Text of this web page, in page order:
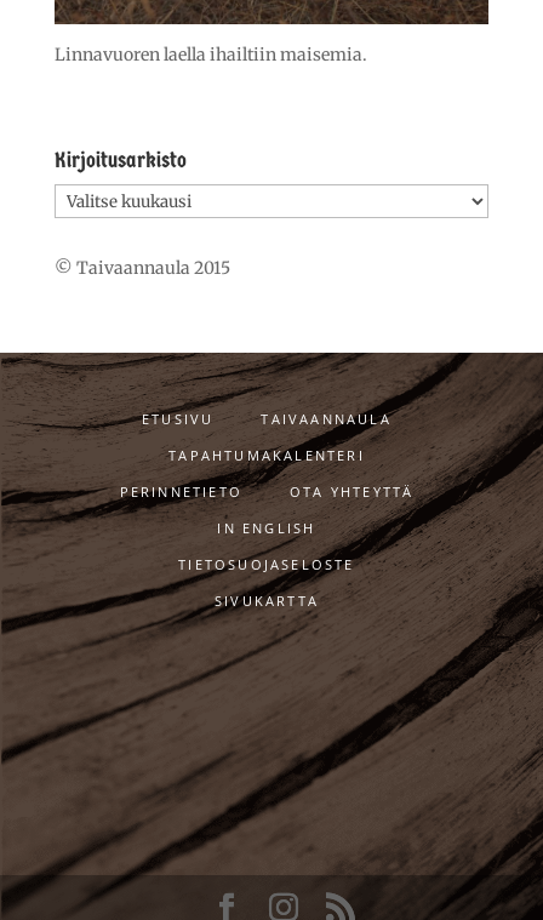
Linnavuoren laella ihailtiin maisemia.
Kirjoitusarkisto
Kirjoitusarkisto
© Taivaannaula 2015
ETUSIVU
TAIVAANNAULA
TAPAHTUMAKALENTERI
PERINNETIETO
OTA YHTEYTTÄ
IN ENGLISH
TIETOSUOJASELOSTE
SIVUKARTTA